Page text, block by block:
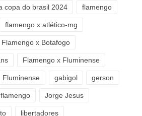
copa do brasil 2024 flamengo
flamengo x atlético-mg
Flamengo x Botafogo
Flamengo x Fluminense
Fluminense gabigol gerson
Jorge Jesus
libertadores